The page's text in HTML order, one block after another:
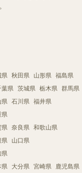
県 秋田県 山形県 福島県
葉県 茨城県 栃木県 群馬県
県 石川県 福井県
県
県 奈良県 和歌山県
県 山口県
県
県 大分県 宮崎県 鹿児島県